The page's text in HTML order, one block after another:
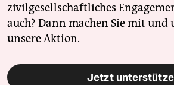
zivilgesellschaftliches
auch? Dann machen Sie mit und
unsere Aktion.
Jetzt